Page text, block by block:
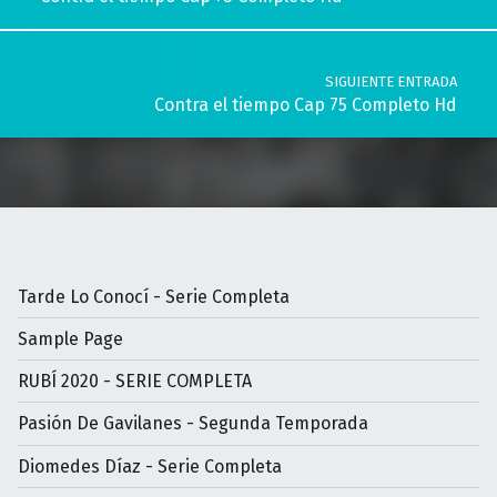
SIGUIENTE ENTRADA
Contra el tiempo Cap 75 Completo Hd
Tarde Lo Conocí - Serie Completa
Sample Page
RUBÍ 2020 - SERIE COMPLETA
Pasión De Gavilanes - Segunda Temporada
Diomedes Díaz - Serie Completa